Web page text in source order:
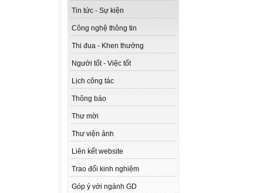
Tin tức - Sự kiện
Công nghệ thông tin
Thi đua - Khen thưởng
Người tốt - Việc tốt
Lịch công tác
Thông báo
Thư mời
Thư viện ảnh
Liên kết website
Trao đổi kinh nghiệm
Góp ý với ngành GD